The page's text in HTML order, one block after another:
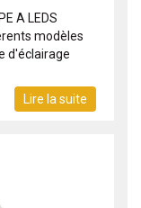
A LEDS
modèles
d'éclairage
Lire la suite